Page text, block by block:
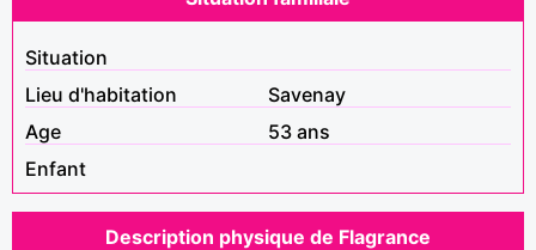
Situation
Lieu d'habitation
Savenay
Age
53 ans
Enfant
Description physique de Flagrance